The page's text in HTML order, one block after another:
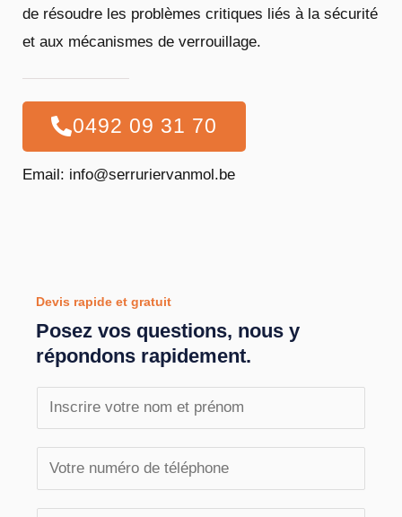
de résoudre les problèmes critiques liés à la sécurité
et aux mécanismes de verrouillage.
0492 09 31 70
Email: info@serruriervanmol.be
Devis rapide et gratuit
Posez vos questions, nous y
répondons rapidement.
o
t
é